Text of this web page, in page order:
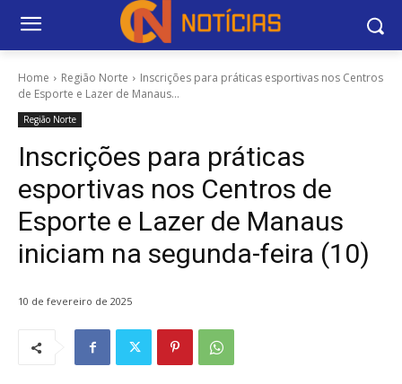
Home Região Norte
Inscrições para práticas esportivas nos Centros
de Esporte e Lazer de Manaus...
Região Norte
Inscrições para práticas
esportivas nos Centros de
Esporte e Lazer de Manaus
iniciam na segunda-feira (10)
10 de fevereiro de 2025